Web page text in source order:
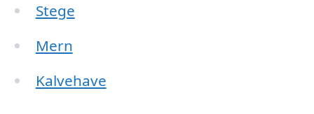
Stege
Mern
Kalvehave